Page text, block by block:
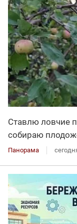
Ставлю ловчие
собираю
Панорама